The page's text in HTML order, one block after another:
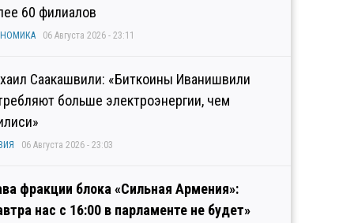
60 филиалов
06 Августа 2026 - 23:11
Саакашвили: «Биткоины Иванишвили
больше электроэнергии, чем
06 Августа 2026 - 23:03
фракции блока «Сильная Армения»:
нас с 16:00 в парламенте не будет»